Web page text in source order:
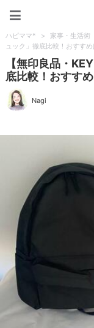
ハピママ* > 家事・生活術
ュック」徹底比較！おすすめ
【無印良品・
底比較！おすす
Nagi